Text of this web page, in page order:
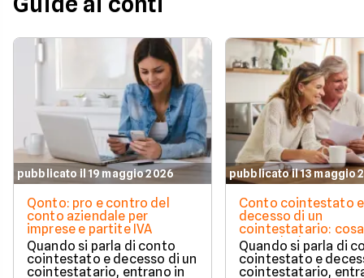
pubblicato il 19 maggio 2026
Qonto: pro e contro del
conto aziendale per
imprese e partite IVA
Quando si parla di conto
cointestato e decesso di un
cointestatario, entrano in
pubblicato il 13 maggio
Conto cointestato e
decesso di un
cointestatario: cosa
succede davvero
blocchi, quote e
successione
Quando si parla di
cointestato e
cointestatario,